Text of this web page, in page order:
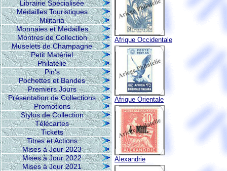
Librairie Spécialisée
Médailles Touristiques
Militaria
Monnaies et Médailles
Montres de Collection
Muselets de Champagne
Petit Matériel
Philatélie
Pin's
Pochettes et Bandes
Premiers Jours
Présentation de Collections
Promotions
Stylos de Collection
Télécartes
Tickets
Titres et Actions
Mises à Jour 2023
Mises à Jour 2022
Mises à Jour 2021
Afrique Occidentale
Afrique Orientale
Alexandrie